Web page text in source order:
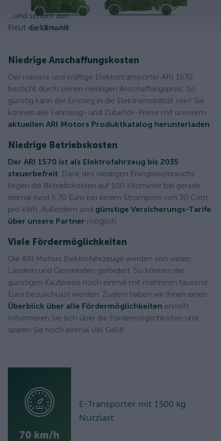
Freut die Umwelt
...und schont den
Geldbeutel
Niedrige Anschaffungskosten
Der robuste und kräftige Elektrotransporter ARI 1570
besticht durch seinen niedrigen Anschaffungspreis. So
günstig kann der Einstieg in die Elektromobilität sein! Sie
können alle Fahrzeug- und Zubehör-Preise mit unserem
aktuellen ARI Motors Produktkatalog herunterladen
Niedrige Betriebskosten
Der ARI 1570 ist als Elektrofahrzeug bis 2035
steuerbefreit . Dank des niedrigen Energieverbrauchs
liegen die Betriebskosten auf 100 Kilometer bei gerade
einmal rund 5,70 Euro bei einem Strompreis von 30 Cent
pro kWh. Außerdem sind günstige Versicherungs-Tarife
über unsere Partner möglich.
Viele Fördermöglichkeiten
Die ARI Motors Elektrofahrzeuge werden von vielen
Ländern und Gemeinden gefördert. So können die
günstigen Kaufpreise noch einmal mit mehreren tausend
Euro bezuschusst werden. Zudem haben wir Ihnen einen
Überblick über alle Fördermöglichkeiten erstellt.
Informieren Sie sich über die Fördermöglichkeiten und
sparen Sie noch einmal viel Geld!
70 km/h
E-Transporter mit 1500 kg
Nutzlast